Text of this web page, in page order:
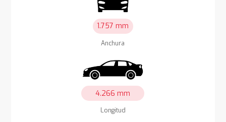
1.757 mm
Anchura
4.266 mm
Longitud